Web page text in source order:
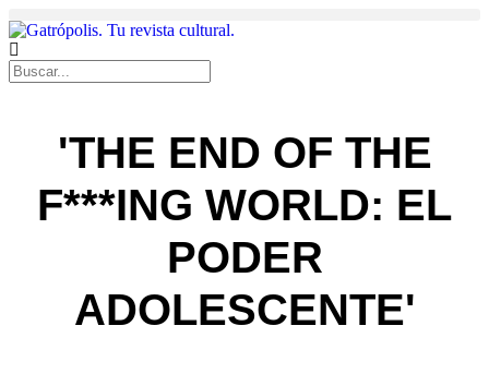
'THE END OF THE
F***ING WORLD: EL
PODER
ADOLESCENTE'